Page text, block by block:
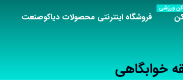
ورزشی
فروشگاه اینترنتی محصولات دیاکوصنعت
خوابگاهی